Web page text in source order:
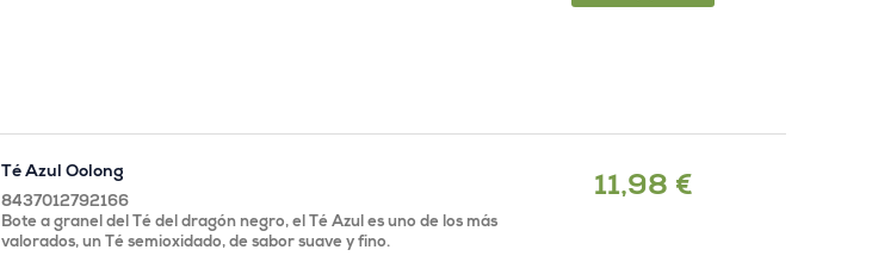
Té Azul Oolong
8437012792166
Bote a granel del Té del dragón negro, el Té Azul es uno de los más
valorados, un Té semioxidado, de sabor suave y fino.
11,98 €